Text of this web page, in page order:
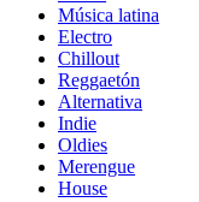
Música latina
Electro
Chillout
Reggaetón
Alternativa
Indie
Oldies
Merengue
House